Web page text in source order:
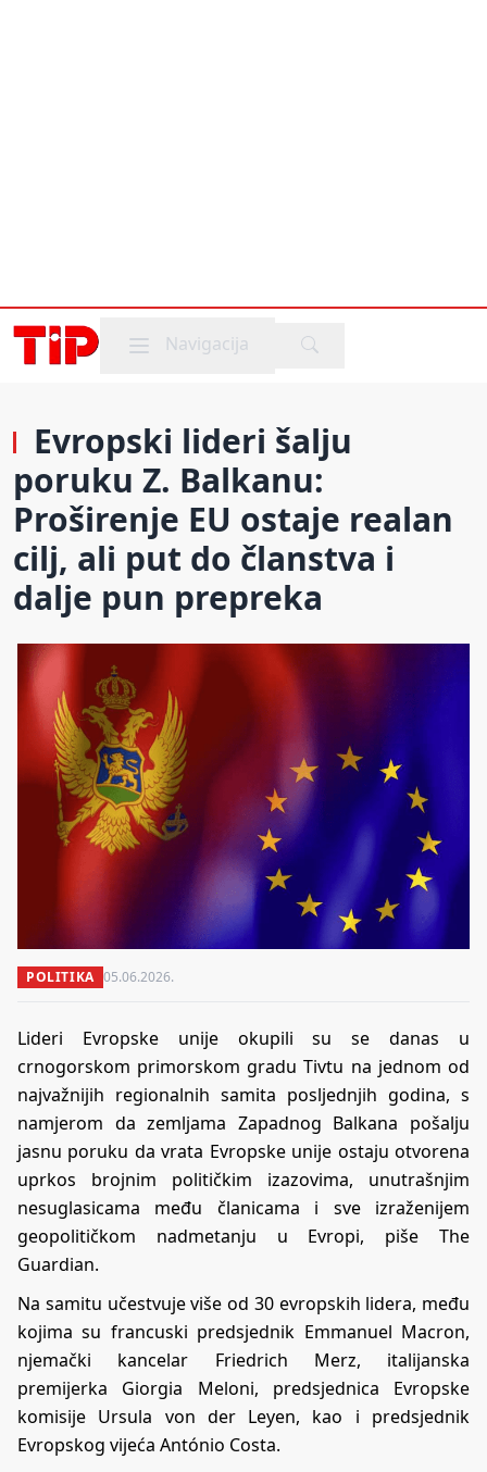
Mobile menu
Navigacija
Evropski lideri šalju
poruku Z. Balkanu:
Proširenje EU ostaje realan
cilj, ali put do članstva i
dalje pun prepreka
POLITIKA 05.06.2026.
Lideri Evropske unije okupili su se danas u
crnogorskom primorskom gradu Tivtu na jednom od
najvažnijih regionalnih samita posljednjih godina, s
namjerom da zemljama Zapadnog Balkana pošalju
jasnu poruku da vrata Evropske unije ostaju otvorena
uprkos brojnim političkim izazovima, unutrašnjim
nesuglasicama među članicama i sve izraženijem
geopolitičkom nadmetanju u Evropi, piše The
Guardian.
Na samitu učestvuje više od 30 evropskih lidera, među
kojima su francuski predsjednik Emmanuel Macron,
njemački kancelar Friedrich Merz, italijanska
premijerka Giorgia Meloni, predsjednica Evropske
komisije Ursula von der Leyen, kao i predsjednik
Evropskog vijeća António Costa.